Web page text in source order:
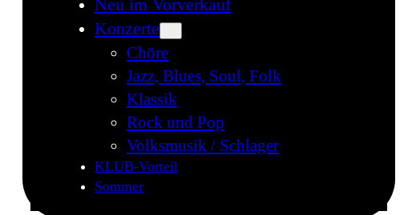
Neu im Vorverkauf
Konzerte
Chöre
Jazz, Blues, Soul, Folk
Klassik
Rock und Pop
Volksmusik / Schlager
KLUB-Vorteil
Sommer